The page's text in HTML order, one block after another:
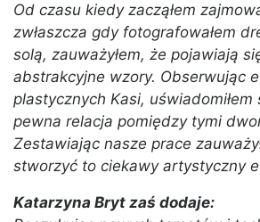
Od czasu kiedy zacząłem
zwłaszcza gdy fotografowałem
solą, zauważyłem, że pojawiają
abstrakcyjne wzory. Obserwując
plastycznych Kasi,
pewna relacja pomiędzy tymi
Zestawiając nasze prace
stworzyć to ciekawy artystyczny
Katarzyna Bryt zaś dodaje: